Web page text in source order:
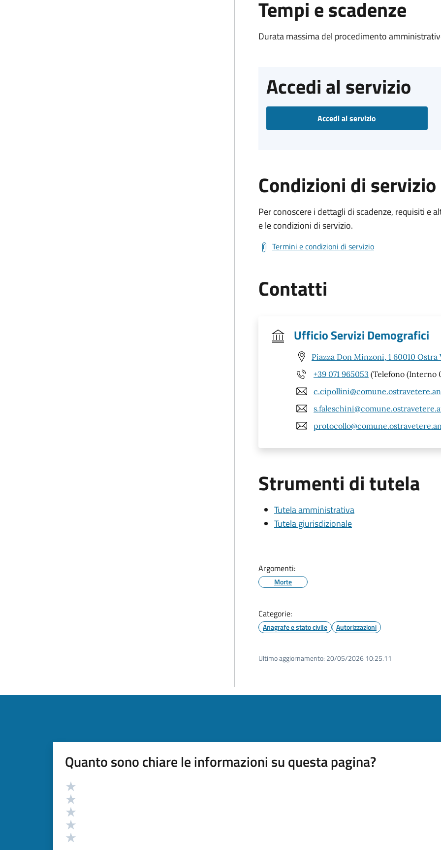
Tempi e scadenze
Durata massima del procedimento
Accedi al servizio
Accedi al servizio
Condizioni di servizio
Per conoscere i dettagli di scadenze, requisiti e
e le condizioni di servizio.
Termini e condizioni di servizio
Contatti
Ufficio Servizi Demografici
Piazza Don Minzoni, 1 60010 Ostra
+39 071 965053 (Telefono (Interno
Strumenti di tutela
Tutela amministrativa
Tutela giurisdizionale
Argomenti:
Morte
Categorie:
Anagrafe e stato civile Autorizzazioni
Ultimo aggiornamento: 20/05/2026 10:25.11
Quanto sono chiare le informazioni su questa pagina?
Valutazione